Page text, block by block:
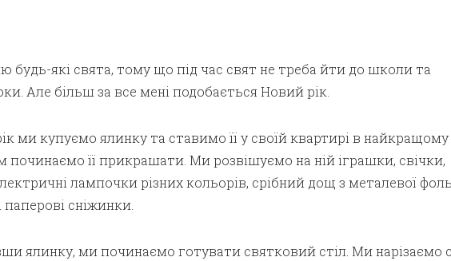
будь-які свята, тому що під час свят не треба йти до школи та
Але більш за все мені подобається Новий рік.
ми купуємо ялинку та ставимо її у своїй квартирі в найкращому
починаємо її прикрашати. Ми розвішуємо на ній іграшки, свічки,
лампочки різних кольорів, срібний дощ з металевої
сніжинки.
ялинку, ми починаємо готувати святковий стіл. Ми нарізаємо